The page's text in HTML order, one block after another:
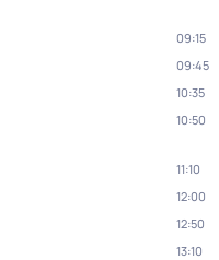
09:15
09:45
10:35
10:50
11:10
12:00
12:50
13:10